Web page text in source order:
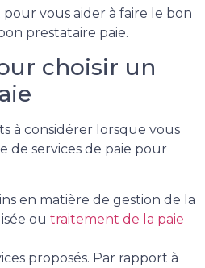
vous aider à faire le bon
prestataire paie.
choisir un
à considérer lorsque vous
de services de paie pour
en matière de gestion de la
ou traitement de la paie
proposés. Par rapport à